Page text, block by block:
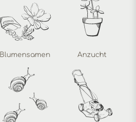
Blumensamen Anzucht